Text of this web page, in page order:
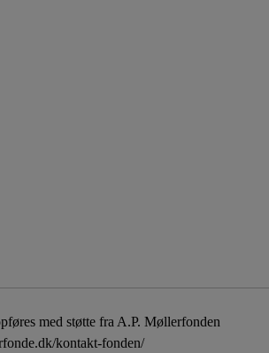
med støtte fra A.P. Møllerfonden
kontakt-fonden/